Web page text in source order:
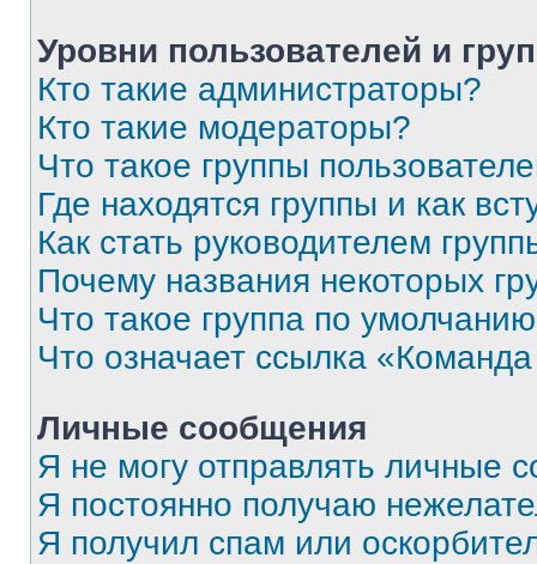
Уровни пользователей и
Кто такие администраторы?
Кто такие модераторы?
Что такое группы
Где находятся группы и как
Как стать руководителем
Почему названия некоторых
Что такое группа по
Что означает ссылка
Личные сообщения
Я не могу отправлять личные
Я постоянно получаю
Я получил спам или